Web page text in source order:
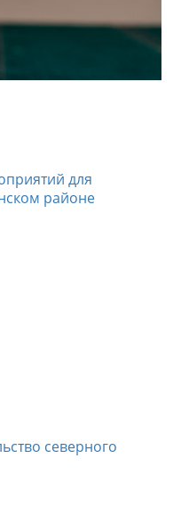
для
районе
северного